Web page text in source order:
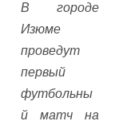
В городе
Изюме
проведут
первый
футбольны
й матч на